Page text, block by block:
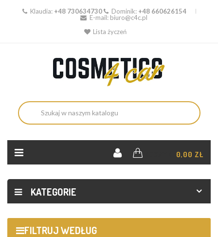
Klaudia: +48 730634730 Dominik: +48 660626154
E-mail: biuro@c4c.pl
Lista życzeń
0,00 ZŁ
KATEGORIE
FILTRUJ WEDŁUG